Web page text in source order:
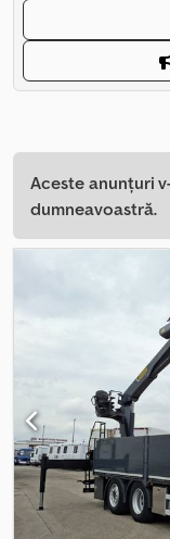
Aceste anunțuri
dumneavoastră.